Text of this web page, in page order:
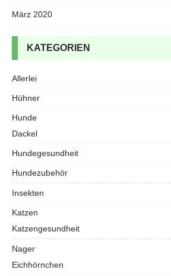
März 2020
KATEGORIEN
Allerlei
Hühner
Hunde
Dackel
Hundegesundheit
Hundezubehör
Insekten
Katzen
Katzengesundheit
Nager
Eichhörnchen